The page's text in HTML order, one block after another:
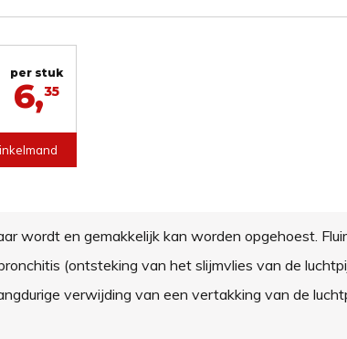
per stuk
6,35
wordt en gemakkelijk kan worden opgehoest.
(ontsteking van het slijmvlies van de
verwijding van een vertakking van de